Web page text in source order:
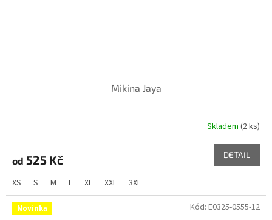
Mikina Jaya
Skladem (2 ks)
od 525 Kč DETAIL
XS S M L XL XXL 3XL
Novinka Kód: E0325-0555-12